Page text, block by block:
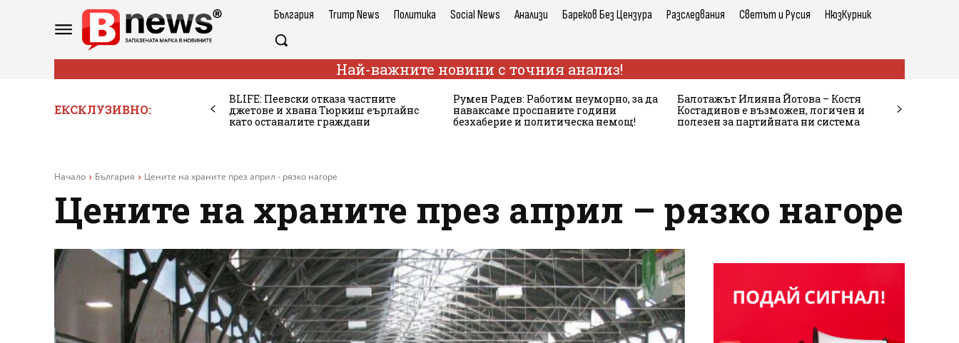
България Trump News Политика Social News Анализи Бареков Без Цензура Разследвания Светът и Русия НюзКурник
Най-важните новини с точния анализ!
ЕКСКЛУЗИВНО:
BLIFE: Пеевски отказа частните
джетове и хвана Тюркиш еърлайнс
като останалите граждани
Румен Радев: Работим неуморно, за да
наваксаме проспаните години
безхаберие и политическа немощ!
Балотажът Илияна Йотова – Костя
Костадинов е възможен, логичен и
полезен за партийната ни система
Начало България Цените на храните през април - рязко нагоре
Цените на храните през април – рязко нагоре